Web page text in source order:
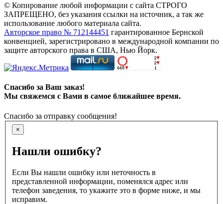
© Копирование любой информации с сайта СТРОГО
ЗАПРЕЩЕНО, без указания ссылки на источник, а так же
использование любого материала сайта.
Авторское право № 712144451 гарантированное Бернской
конвенцией, зарегистрировано в международной компании по
защите авторского права в США, Нью Йорк.
Спасибо за Ваш заказ!
Мы свяжемся с Вами в самое ближайшее время.
Спасибо за отправку сообщения!
×
Нашли ошибку?
Если Вы нашли ошибку или неточность в
представленной информации, поменялся адрес или
телефон заведения, то укажите это в форме ниже, и мы
исправим.